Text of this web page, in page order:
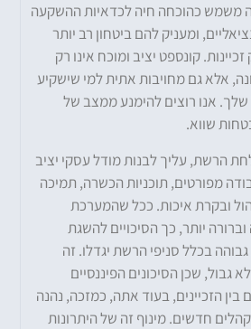
משמש כהוכחה חיה לכדאיות ההשקעה
ומעניק להם ביטחון רב יותר
קונספט יציב ומוכח אינו רק
אלא גם מחויבות אתית למי שישקיע
אנו רוצים להימנע ממצב של
שווא.
הרשת, עליך לבנות מודל עסקי יציב
מפורטים, תוכניות הכשרה, תמיכה
ובקרת איכות. ככל שהמערכת
יותר, כך הסיכויים להשגת
בכלל סניפי הרשת יגדלו. זה
שכן הסיכונים הפיננסיים
הזכיינים, בעוד אתה, כמזכה, נהנה
חדשים. מינוף זה של היתרונות